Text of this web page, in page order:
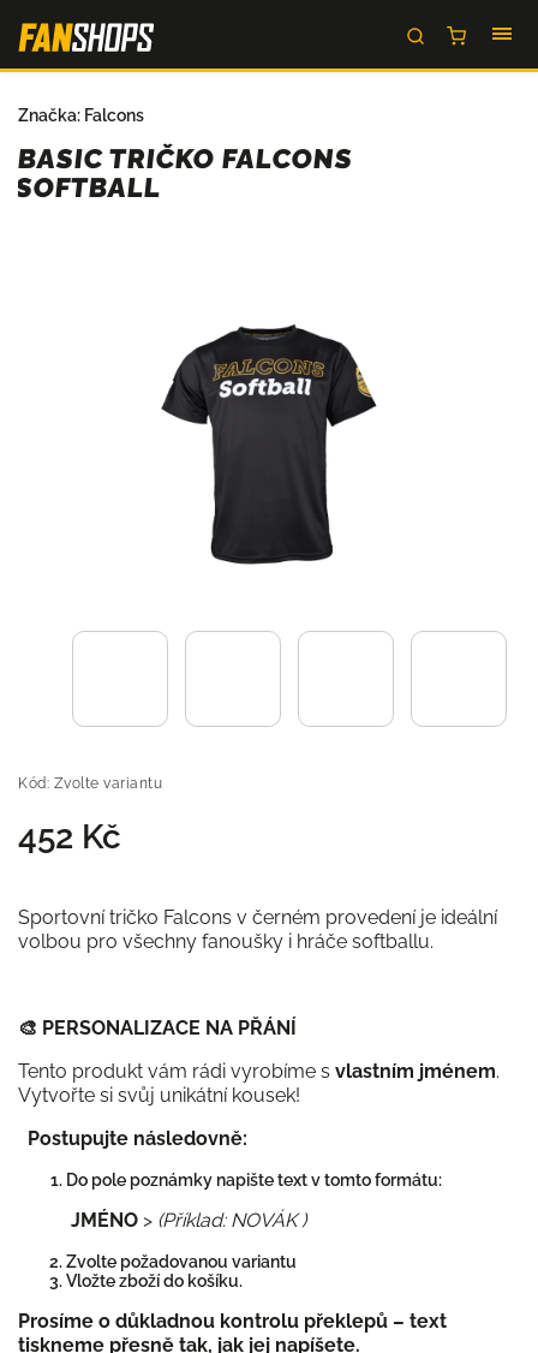
BASIC TRIČKO FALCONS
SOFTBALL
Kód: Zvolte variantu
452 Kč
Sportovní tričko Falcons v černém provedení je ideální
volbou pro všechny fanoušky i hráče softballu.
🎨 PERSONALIZACE NA PŘÁNÍ
Tento produkt vám rádi vyrobíme s vlastním jménem.
Vytvořte si svůj unikátní kousek!
Postupujte následovně:
Do pole poznámky napište text v tomto formátu:
JMÉNO > (Příklad: NOVÁK )
Zvolte požadovanou variantu
Vložte zboží do košíku.
Prosíme o důkladnou kontrolu překlepů – text
tiskneme přesně tak, jak jej napíšete.
Značka: Falcons